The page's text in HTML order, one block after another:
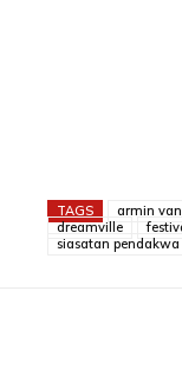
TAGS armin
dreamville
siasatan pendakwa